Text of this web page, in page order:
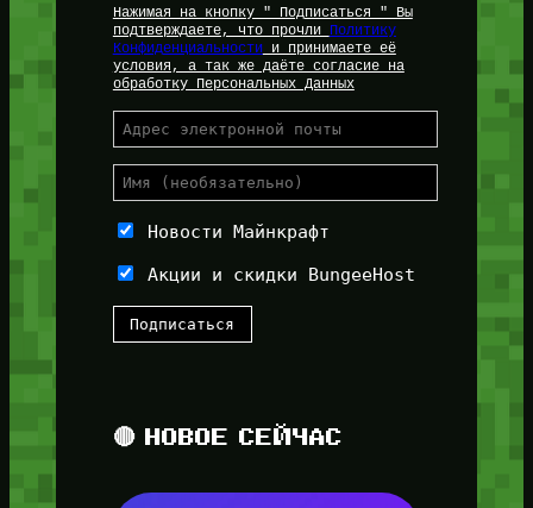
Нажимая на кнопку " Подписаться " Вы
подтверждаете, что прочли
Политику
Конфиденциальностии принимаете её
условия, а так же даёте согласие на
обработку Персональных Данных
Новости Майнкрафт
Акции и скидки BungeeHost
🔴 НОВОЕ СЕЙЧАС